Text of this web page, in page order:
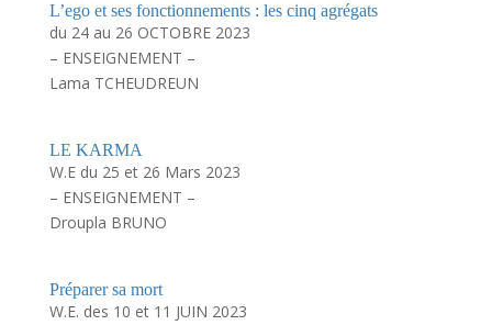
L’ego et ses fonctionnements : les cinq agrégats
du 24 au 26 OCTOBRE 2023
– ENSEIGNEMENT –
Lama TCHEUDREUN
LE KARMA
W.E du 25 et 26 Mars 2023
– ENSEIGNEMENT –
Droupla BRUNO
Préparer sa mort
W.E. des 10 et 11 JUIN 2023